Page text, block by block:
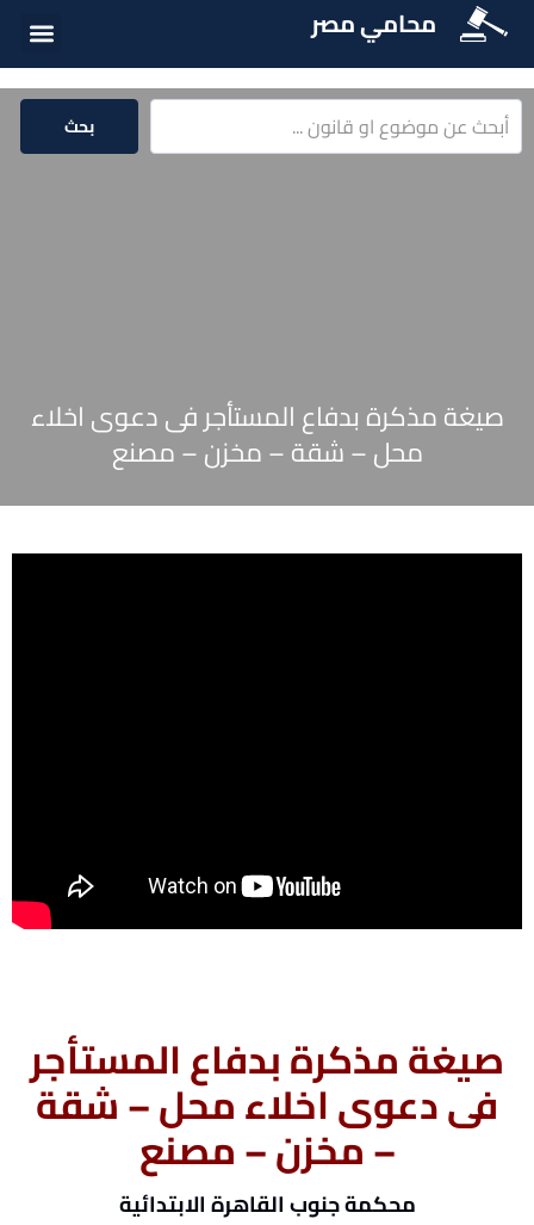
محامي مصر
بحث
صيغة مذكرة بدفاع المستأجر فى دعوى اخلاء
محل – شقة – مخزن – مصنع
صيغة مذكرة بدفاع المستأجر
فى دعوى اخلاء محل – شقة
– مخزن – مصنع
محكمة جنوب القاهرة الابتدائية